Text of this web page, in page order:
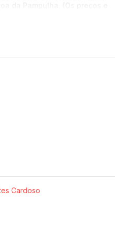
da Pampulha. (Os preços e
Cardoso